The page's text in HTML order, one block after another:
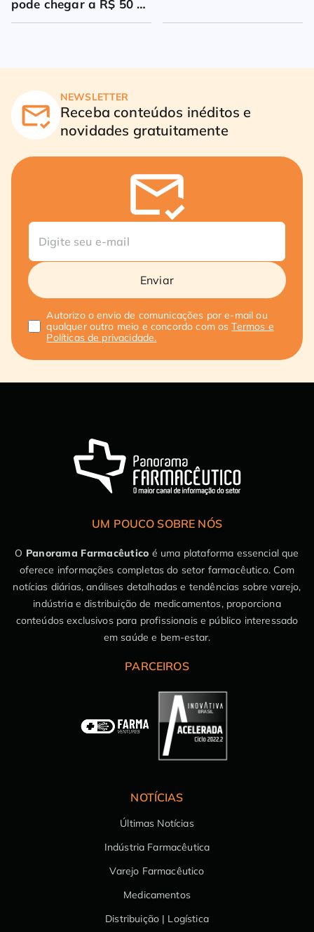
pode chegar a R$ 50
milhões
NEWSLETTER
Receba conteúdos inéditos e
novidades gratuitamente
Enviar
Autorizo o envio de comunicações por e-mail ou
qualquer outro meio e concordo com osTermos e
Políticas de privacidade.
UM POUCO SOBRE NÓS
O Panorama Farmacêutico é uma plataforma essencial que
oferece informações completas do setor farmacêutico. Com
notícias diárias, análises detalhadas e tendências sobre varejo,
indústria e distribuição de medicamentos, proporciona
conteúdos exclusivos para profissionais e público interessado
em saúde e bem-estar.
PARCEIROS
NOTÍCIAS
Últimas Notícias
Indústria Farmacêutica
Varejo Farmacêutico
Medicamentos
Distribuição | Logística